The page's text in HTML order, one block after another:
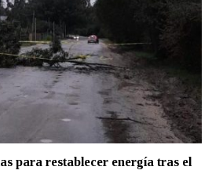
para restablecer energía tras el